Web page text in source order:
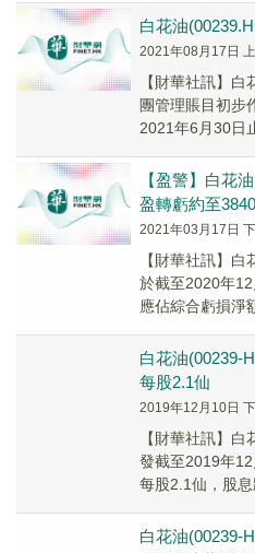
白花油
2021年08月17日
【財華社訊】
團管理賬目初步
2021年6月30日
【盈警】白花
盈轉虧約至
2021年03月17日
【財華社訊】
於截至2020年
應佔綜合虧損淨
白花油(00239-
每股2.1仙
2019年12月10日
【財華社訊】
發截至2019年
每股2.1仙，股
白花油(00239-